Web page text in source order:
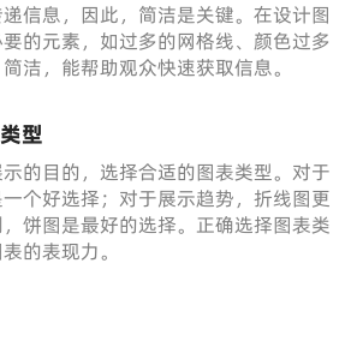
信息，因此，简洁是关键。在设计图
的元素，如过多的网格线、颜色过多
洁，能帮助观众快速获取信息。
型
的目的，选择合适的图表类型。对于
个好选择；对于展示趋势，折线图更
饼图是最好的选择。正确选择图表类
的表现力。